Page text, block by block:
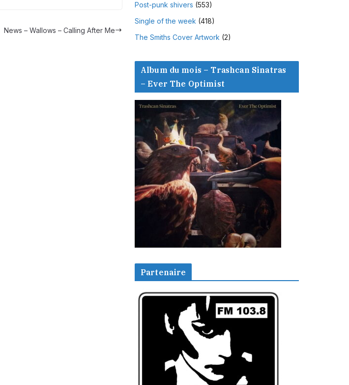
News – Wallows – Calling After Me
Post-punk shivers (553)
Single of the week (418)
The Smiths Cover Artwork (2)
Album du mois – Trashcan Sinatras
– Ever The Optimist
Partenaire